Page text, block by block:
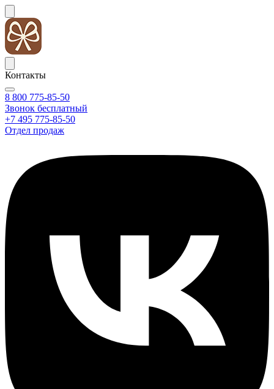
Контакты
8 800 775-85-50
Звонок бесплатный
+7 495 775-85-50
Отдел продаж